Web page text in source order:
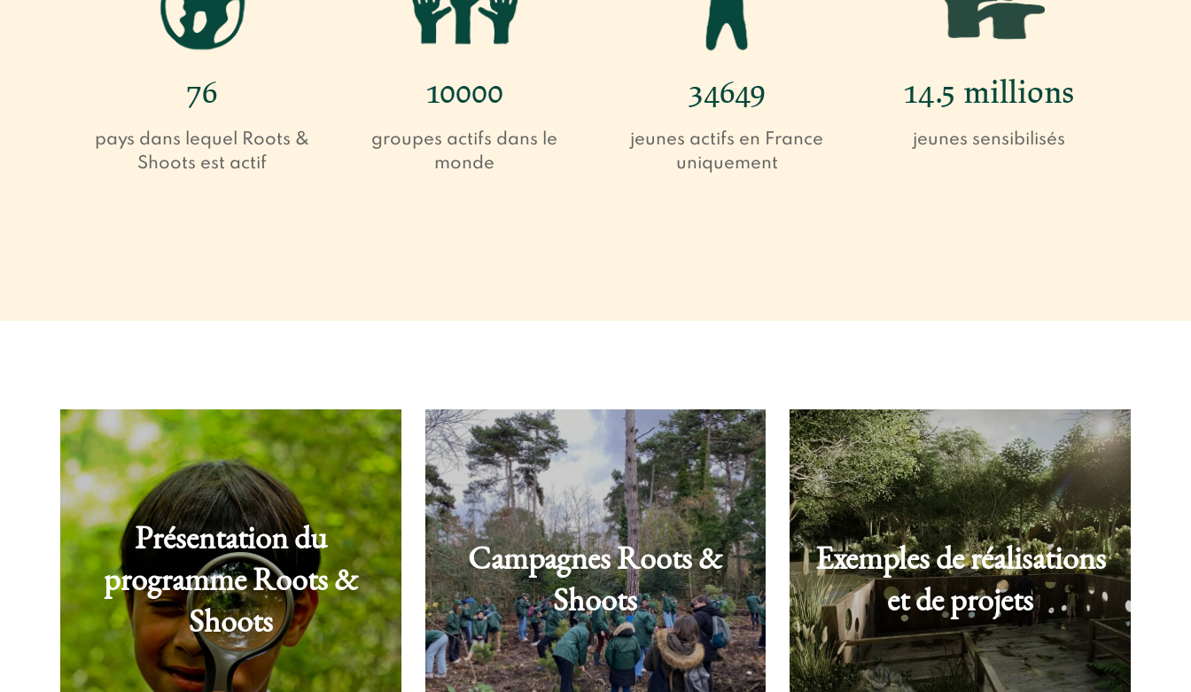
76
pays dans lequel Roots &
Shoots est actif
10000
groupes actifs dans le
monde
34649
jeunes actifs en France
uniquement
14.5 millions
jeunes sensibilisés
Présentation du
programme Roots &
Shoots
Campagnes Roots &
Shoots
Exemples de réalisations
et de projets